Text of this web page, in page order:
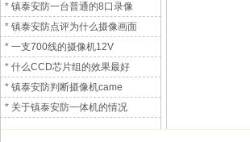
* 镇泰安防一台普通的8口录像
* 镇泰安防点评为什么摄像画面
* 一支700线的摄像机12V
* 什么CCD芯片组的效果最好
* 镇泰安防判断摄像机came
* 关于镇泰安防一体机的情况